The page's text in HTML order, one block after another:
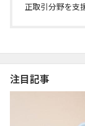
正取引分野を支
注目記事